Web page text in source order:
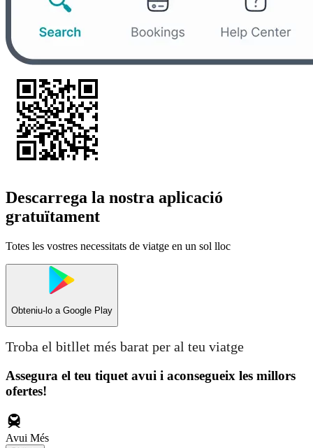
Descarrega la nostra aplicació
gratuïtament
Totes les vostres necessitats de viatge en un sol lloc
Obteniu-lo a Google Play
Troba el bitllet més barat per al teu viatge
Assegura el teu tiquet avui i aconsegueix les millors
ofertes!
Avui Més